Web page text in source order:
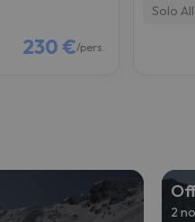
230 €/pers.
Solo
2